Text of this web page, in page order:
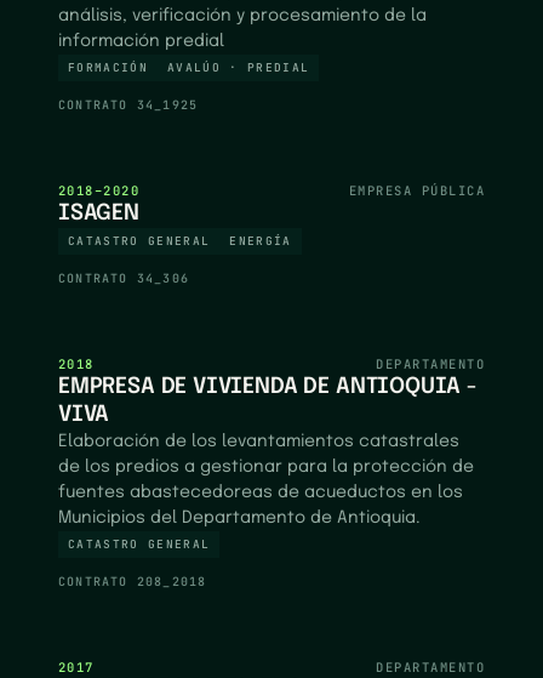
análisis, verificación y procesamiento de la
información predial
FORMACIÓN AVALÚO · PREDIAL
CONTRATO 34_1925
2018–2020 EMPRESA PÚBLICA
ISAGEN
CATASTRO GENERAL ENERGÍA
CONTRATO 34_306
2018 DEPARTAMENTO
EMPRESA DE VIVIENDA DE ANTIOQUIA -
VIVA
Elaboración de los levantamientos catastrales
de los predios a gestionar para la protección de
fuentes abastecedoreas de acueductos en los
Municipios del Departamento de Antioquia.
CATASTRO GENERAL
CONTRATO 208_2018
2017 DEPARTAMENTO